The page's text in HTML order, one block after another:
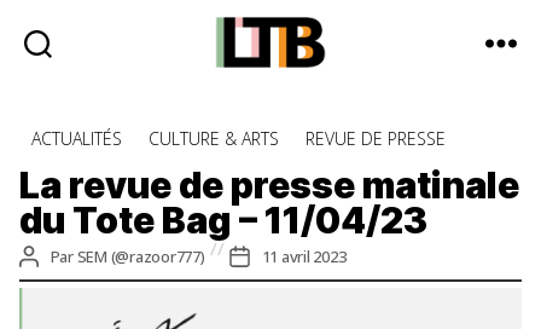
Bag
-
Média
d'information
quotidienne
Catégories
ACTUALITÉS CULTURE & ARTS REVUE DE PRESSE
La revue de presse matinale
du Tote Bag – 11/04/23
Auteur
de
ParSEM (@razoor777)
Date
de
11 avril 2023